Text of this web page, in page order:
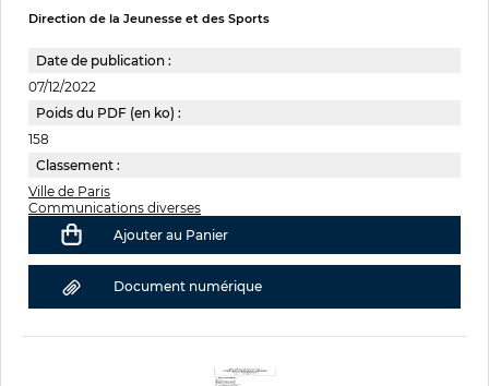
Direction de la Jeunesse et des Sports
Date de publication :
07/12/2022
Poids du PDF (en ko) :
158
Classement :
Ville de Paris
Communications diverses
Ajouter au Panier
Document numérique